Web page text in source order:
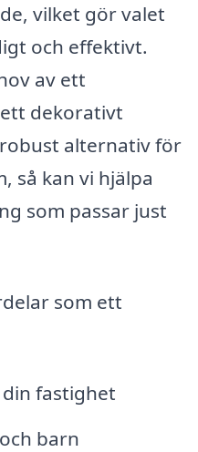
vilket gör valet
och effektivt.
av ett
dekorativt
alternativ för
så kan vi hjälpa
som passar just
som ett
fastighet
barn